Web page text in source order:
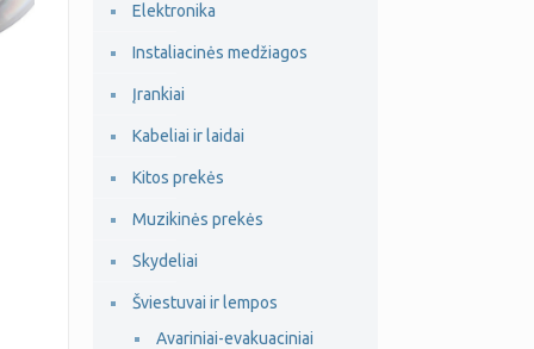
Elektronika
Instaliacinės medžiagos
Įrankiai
Kabeliai ir laidai
Kitos prekės
Muzikinės prekės
Skydeliai
Šviestuvai ir lempos
Avariniai-evakuaciniai